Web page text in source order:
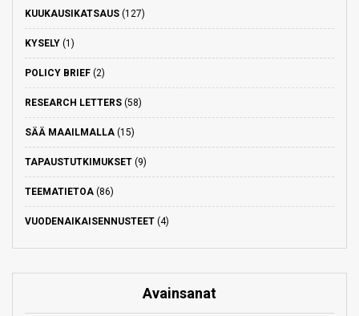
KUUKAUSIKATSAUS (127)
KYSELY (1)
POLICY BRIEF (2)
RESEARCH LETTERS (58)
SÄÄ MAAILMALLA (15)
TAPAUSTUTKIMUKSET (9)
TEEMATIETOA (86)
VUODENAIKAISENNUSTEET (4)
Avainsanat